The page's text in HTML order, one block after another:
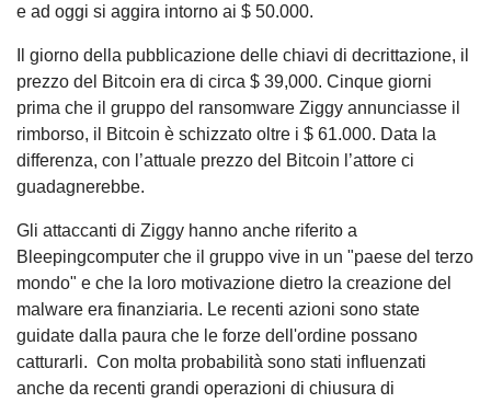
e ad oggi si aggira intorno ai $ 50.000.
Il giorno della pubblicazione delle chiavi di decrittazione, il
prezzo del Bitcoin era di circa $ 39,000. Cinque giorni
prima che il gruppo del ransomware Ziggy annunciasse il
rimborso, il Bitcoin è schizzato oltre i $ 61.000. Data la
differenza, con l’attuale prezzo del Bitcoin l’attore ci
guadagnerebbe.
Gli attaccanti di Ziggy hanno anche riferito a
Bleepingcomputer che il gruppo vive in un "paese del terzo
mondo" e che la loro motivazione dietro la creazione del
malware era finanziaria. Le recenti azioni sono state
guidate dalla paura che le forze dell'ordine possano
catturarli. Con molta probabilità sono stati influenzati
anche da recenti grandi operazioni di chiusura di